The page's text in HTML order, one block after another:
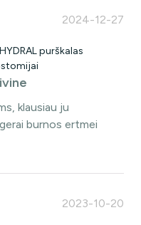
2024-12-27
purškalas
klausiau ju
burnos ertmei
2023-10-20